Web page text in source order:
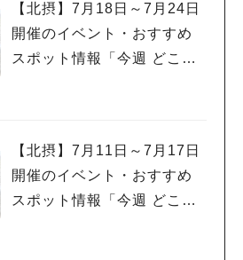
【北摂】7月18日～7月24日
開催のイベント・おすすめ
スポット情報「今週 どこい
【北摂】7月11日～7月17日
開催のイベント・おすすめ
スポット情報「今週 どこい